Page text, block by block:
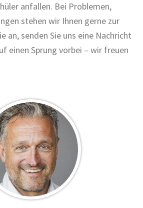
anfallen. Bei Problemen,
stehen wir Ihnen gerne zur
an, senden Sie uns eine Nachricht
einen Sprung vorbei – wir freuen